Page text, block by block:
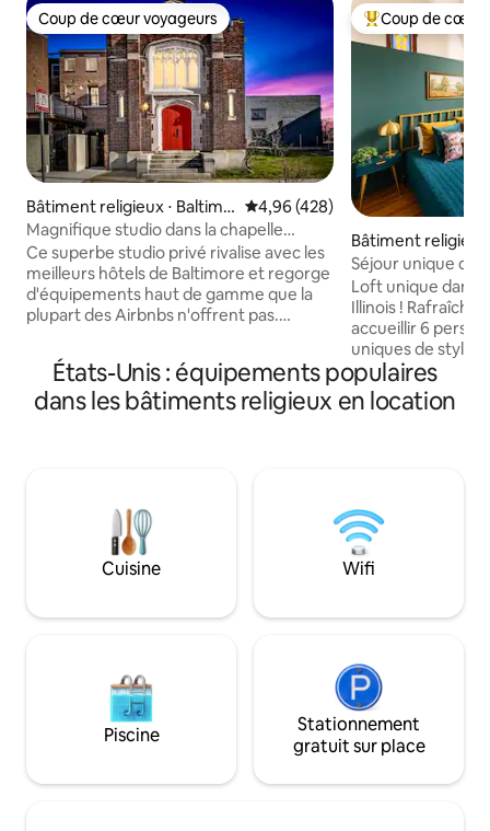
Coup de cœur voyageurs
Coup de cœur voyageurs
Bâtiment religieux ⋅ Baltimo
re
Évaluation moyenne sur la
4,96 (428)
Magnifique studio dans la chapelle
historique avec parking
Ce superbe studio privé rivalise avec les
meilleurs hôtels de Baltimore et regorge
d'équipements haut de gamme que la
plupart des Airbnbs n'offrent pas.
destinée à la démolition, c'est
maintenant un joyau moderne du milieu
du siècle entièrement rénové avec un
duvet, profitez d'articles de toilette de
luxe, d'une télévision intelligente de 55"
et d'une vue sur la cour à travers de
dans un emplacement privilégié avec un
Coups de cœur
Coup de cœur
Bâtiment religieux
Séjour unique
rivière, ville
Loft unique dans
Illinois !
accueillir 6 personnes. 3
uniques de style
plafonds/
avec lits queen
douche à effet de
maisons du
Près de la rivière
navigation de
cyclables, de la
35 minutes de
États-Unis : équipements populaires
dans les bâtiments religieux en location
Cuisine Wifi
Piscine
Stationnement
gratuit sur place